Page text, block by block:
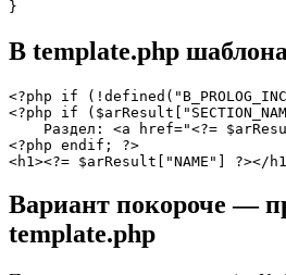
В template.php шаблона
<?php if
<?php if
Раздел: <a href="<?=
<?php endif; ?>
Вариант покороче —
template.php